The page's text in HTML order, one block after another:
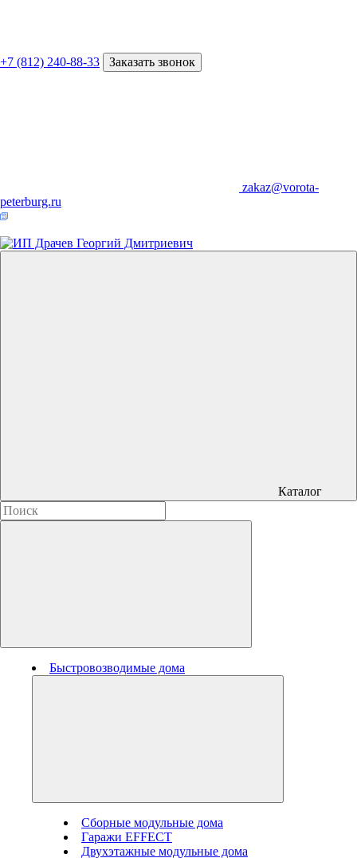
+7 (812) 240-88-33 Заказать звонок
zakaz@vorota-
peterburg.ru
Каталог
Быстровозводимые дома
Сборные модульные дома
Гаражи EFFECT
Двухэтажные модульные дома